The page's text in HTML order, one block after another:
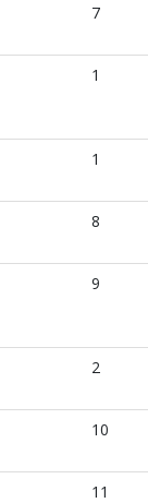
7
1
1
8
9
2
10
11